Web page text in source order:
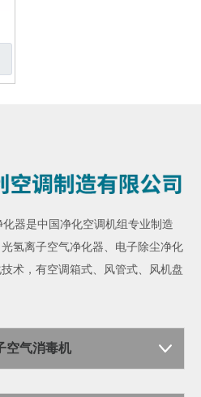
化器是中国净化空调机组专业制造
光氢离子空气净化器、 电子除尘净化
术，有空调箱式、风管式、风机盘
空气消毒机